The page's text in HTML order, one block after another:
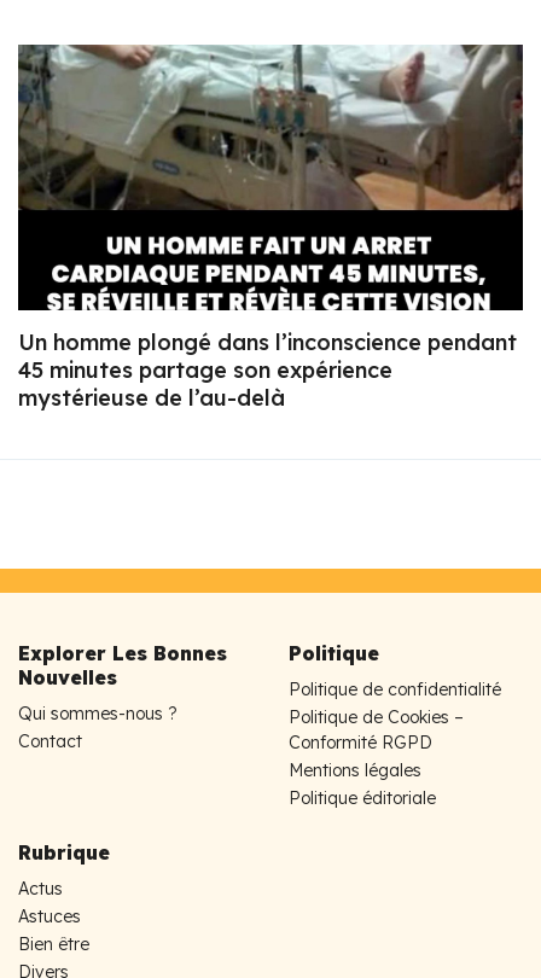
Un homme plongé dans l’inconscience pendant
45 minutes partage son expérience
mystérieuse de l’au-delà
Explorer Les Bonnes
Nouvelles
Qui sommes-nous ?
Contact
Politique
Politique de confidentialité
Politique de Cookies –
Conformité RGPD
Mentions légales
Politique éditoriale
Rubrique
Actus
Astuces
Bien être
Divers